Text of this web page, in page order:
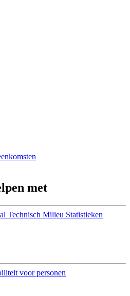
met
Technisch Milieu Statistieken
voor personen